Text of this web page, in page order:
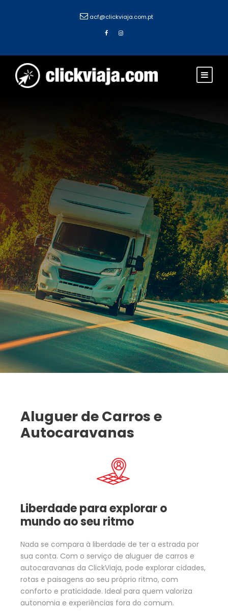
acf@clickviaja.com.pt
Aluguer de Carros e
Autocaravanas
Liberdade para explorar o
mundo ao seu ritmo
Nada se compara à liberdade de ter a estrada por
sua conta. Com o serviço de aluguer de carros e
autocaravanas da ClickViaja, pode explorar cidades,
rotas e paisagens ao seu próprio ritmo, com
conforto e praticidade. Ideal para quem valoriza
autonomia e experiências fora do comum.